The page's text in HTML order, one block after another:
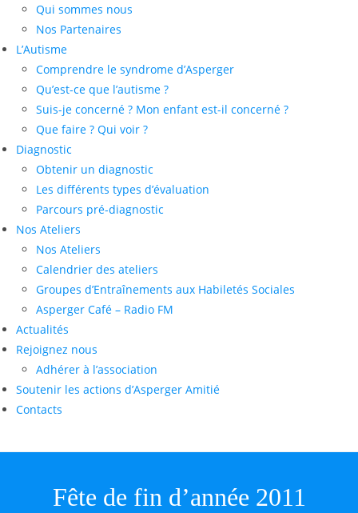
Qui sommes nous
Nos Partenaires
L’Autisme
Comprendre le syndrome d’Asperger
Qu’est-ce que l’autisme ?
Suis-je concerné ? Mon enfant est-il concerné ?
Que faire ? Qui voir ?
Diagnostic
Obtenir un diagnostic
Les différents types d’évaluation
Parcours pré-diagnostic
Nos Ateliers
Nos Ateliers
Calendrier des ateliers
Groupes d’Entraînements aux Habiletés Sociales
Asperger Café – Radio FM
Actualités
Rejoignez nous
Adhérer à l’association
Soutenir les actions d’Asperger Amitié
Contacts
Fête de fin d’année 2011